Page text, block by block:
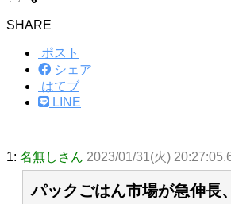
SHARE
ポスト
シェア
はてブ
LINE
1: 名無しさん 2023/01/31(火)
パックごはん市場が急伸長